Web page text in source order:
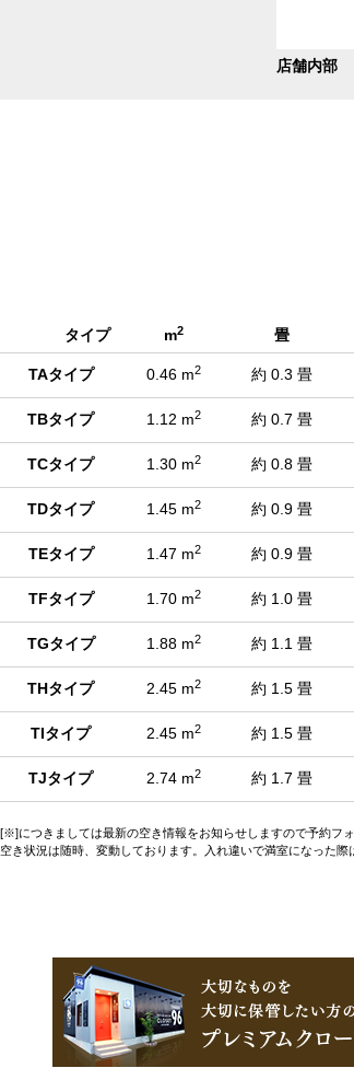
TB※画像
タイプ m2 畳
TAタイプ 0.46 m2 約 0.3 畳
TBタイプ 1.12 m2 約 0.7 畳
TCタイプ 1.30 m2 約 0.8 畳
TDタイプ 1.45 m2 約 0.9 畳
TEタイプ 1.47 m2 約 0.9 畳
TFタイプ 1.70 m2 約 1.0 畳
TGタイプ 1.88 m2 約 1.1 畳
THタイプ 2.45 m2 約 1.5 畳
TIタイプ 2.45 m2 約 1.5 畳
TJタイプ 2.74 m2 約 1.7 畳
[※]につきましては最新の空き情報をお知らせしますので予約フ
空き状況は随時、変動しております。入れ違いで満室になった際